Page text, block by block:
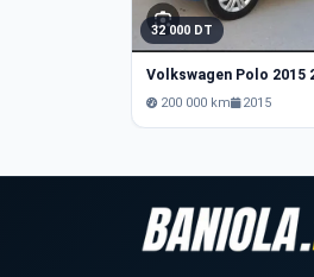
32 000 DT
Volkswagen Polo 2015
200 000 km 2015